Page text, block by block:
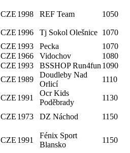
CZE 1998 REF Team 1050
CZE 1996 Tj Sokol Olešnice 1070
CZE 1993 Pecka
1070
CZE 1966 Vidochov
1080
CZE 1993 BSSHOP Run4fun 1090
CZE 1989
Doudleby Nad
Orlicí
1110
CZE 1991
Ocr Kids
Poděbrady
1130
CZE 1973 DZ Náchod 1150
CZE 1991
Fénix Sport
Blansko
1150